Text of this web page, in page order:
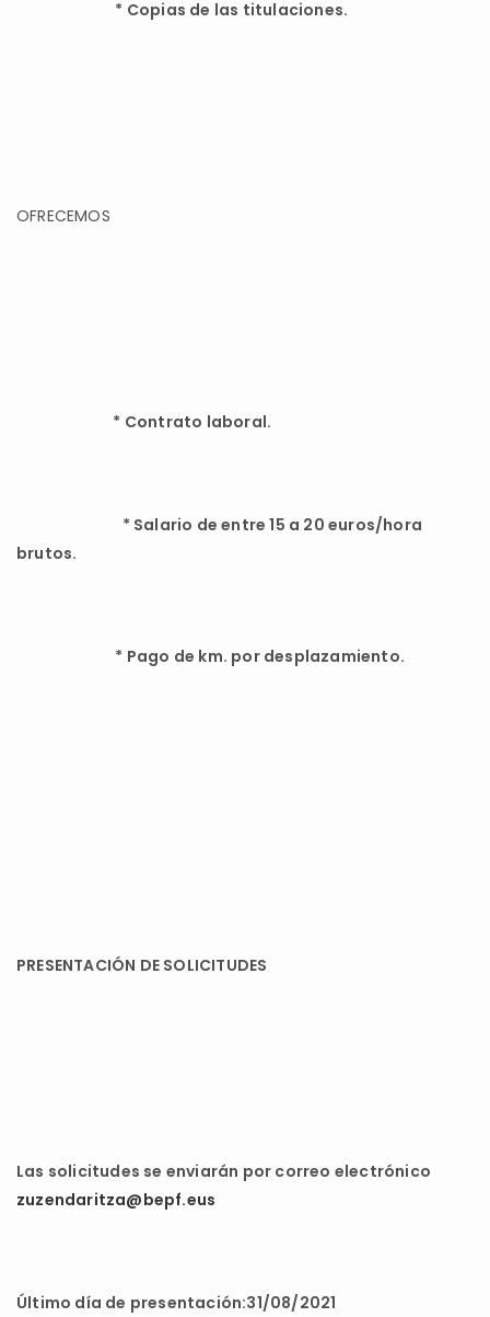
* Copias de las titulaciones.
OFRECEMOS
* Contrato laboral.
* Salario de entre 15 a 20 euros/hora
brutos.
* Pago de km. por desplazamiento.
PRESENTACIÓN DE SOLICITUDES
Las solicitudes se enviarán por correo electrónico
zuzendaritza@bepf.eus
Último día de presentación:31/08/2021